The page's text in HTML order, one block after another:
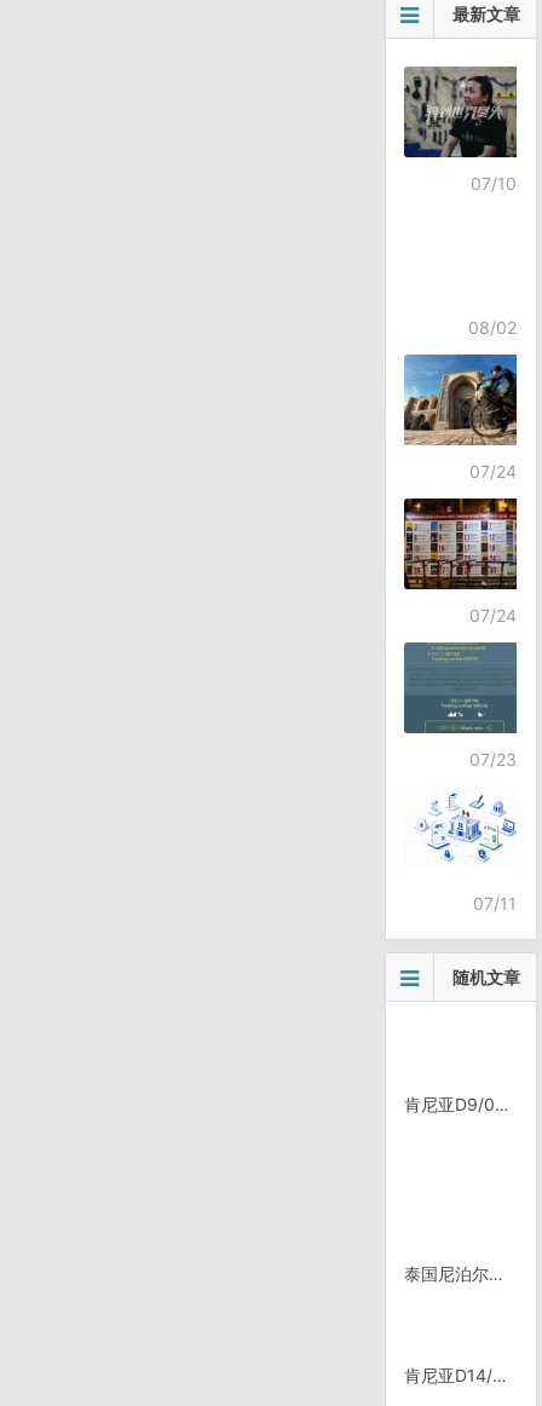
最新文章
07/10
08/02
07/24
07/24
07/23
07/11
随机文章
肯尼亚D9/0508，Lokichar
泰国尼泊尔印度 都是上厕所不用带纸的国家
肯尼亚D14/0513，Makutano